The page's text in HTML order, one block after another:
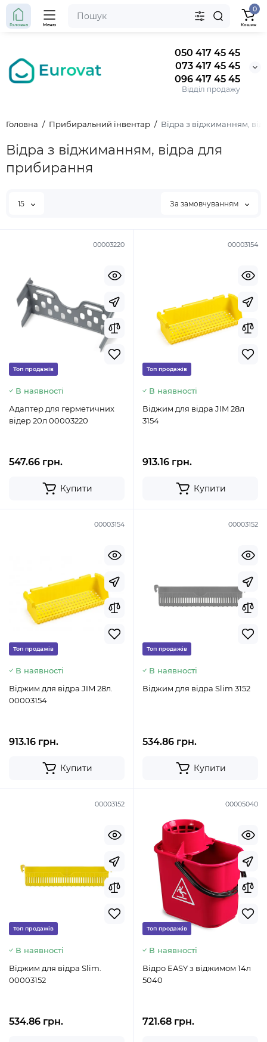
050 417 45 45
073 417 45 45
096 417 45 45
Відділ продажу
Головна Меню
0
Кошик
Головна Прибиральний інвентар Відра з віджиманням,
Відра з віджиманням, відра для
прибирання
15 За замовчуванням
00003220
Топ продажів
В наявності
Адаптер для герметичних
відер 20л 00003220
547.66 грн.
Купити
00003154
Топ продажів
В наявності
Віджим для відра JIM 28л
3154
913.16 грн.
Купити
00003154
Топ продажів
В наявності
Віджим для відра JIM 28л.
00003154
913.16 грн.
Купити
00003152
Топ продажів
В наявності
Віджим для відра Slim 3152
534.86 грн.
Купити
00003152
Топ продажів
В наявності
Віджим для відра Slim.
00003152
534.86 грн.
00005040
Топ продажів
В наявності
Відро EASY з віджимом 14л
5040
721.68 грн.